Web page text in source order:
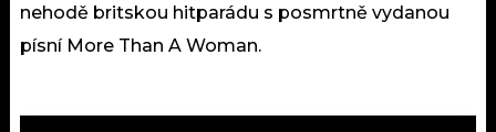
nehodě britskou hitparádu s posmrtně vydanou
písní More Than A Woman.